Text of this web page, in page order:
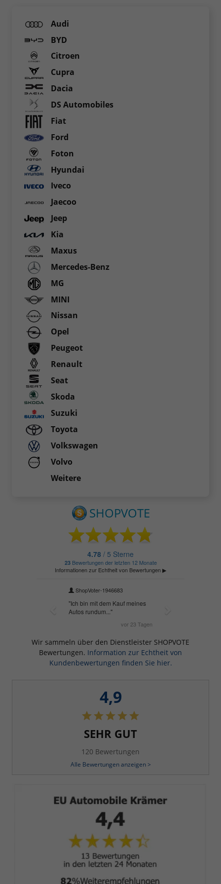
Audi
BYD
Citroen
Cupra
Dacia
DS Automobiles
Fiat
Ford
Foton
Hyundai
Iveco
Jaecoo
Jeep
Kia
Maxus
Mercedes-Benz
MG
MINI
Nissan
Opel
Peugeot
Renault
Seat
Skoda
Suzuki
Toyota
Volkswagen
Volvo
Weitere
Wir sammeln über den Dienstleister SHOPVOTE
Bewertungen. Information zur Echtheit von
Kundenbewertungen finden Sie hier.
4,9
SEHR GUT
120 Bewertungen
Alle Bewertungen anzeigen >